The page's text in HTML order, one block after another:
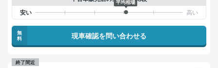
平均相場
無
料
現車確認を問い合わせる
終了間近